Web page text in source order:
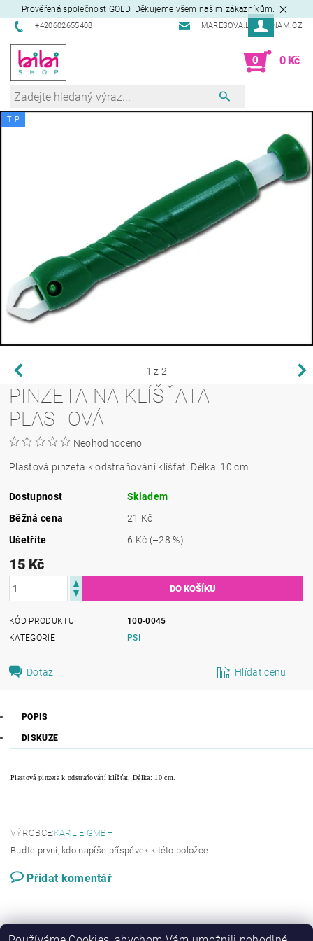
Prověřená společnost GOLD. Děkujeme všem našim zákazníkům.
+420602655408 MARESOVA.L@SEZNAM.CZ
0 0 Kč
TIP
1 z 2
PINZETA NA KLÍŠŤATA
PLASTOVÁ
Neohodnoceno
Plastová pinzeta k odstraňování klíšťat. Délka: 10 cm.
Dostupnost
Skladem
Běžná cena
21 Kč
Ušetříte
6 Kč (–28 %)
15 Kč
KÓD PRODUKTU
100-0045
KATEGORIE
PSI
Dotaz Hlídat cenu
POPIS
DISKUZE
Plastová pinzeta k odstraňování klíšťat. Délka: 10 cm.
VÝROBCE:KARLIE GMBH
Buďte první, kdo napíše příspěvek k této položce.
Přidat komentář